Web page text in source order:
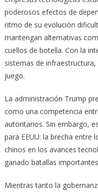
poderosos efectos de
ritmo de su evolución
mantengan alternativas
cuellos de botella. Con la
sistemas de
juego.
La administración Trump
como una competencia
autoritarios. Sin embargo,
para EEUU: la brecha entre
chinos en los avances
ganado batallas
Mientras tanto la